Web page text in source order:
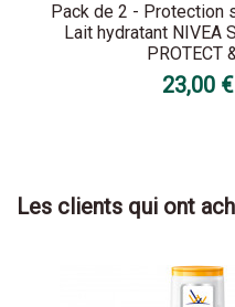
Pack de 2 - Protection
Lait hydratant NIVEA
PROTECT
23,00 €
Les clients qui ont